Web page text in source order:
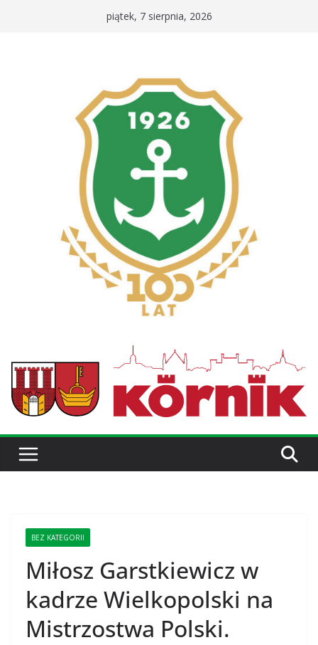
piątek, 7 sierpnia, 2026
BEZ KATEGORII
Miłosz Garstkiewicz w
kadrze Wielkopolski na
Mistrzostwa Polski.